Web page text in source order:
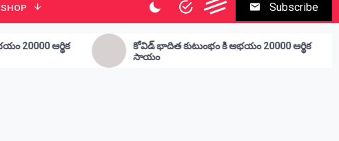
SHOP Subscribe
కోవిడ్ భాదిత కుటుంభం కి అభయం 20000 ఆర్థిక
ఉద్దాన జీడి పరిశ్రమ